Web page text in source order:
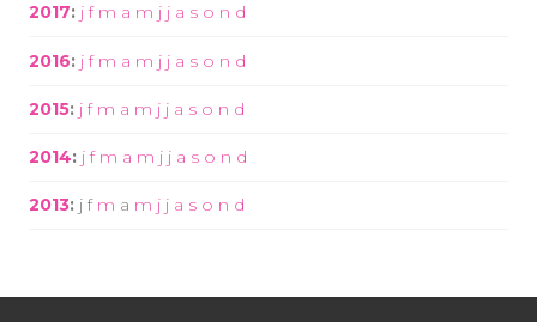
2017: j f m a m j j a s o n d
2016: j f m a m j j a s o n d
2015: j f m a m j j a s o n d
2014: j f m a m j j a s o n d
2013: j f m a m j j a s o n d